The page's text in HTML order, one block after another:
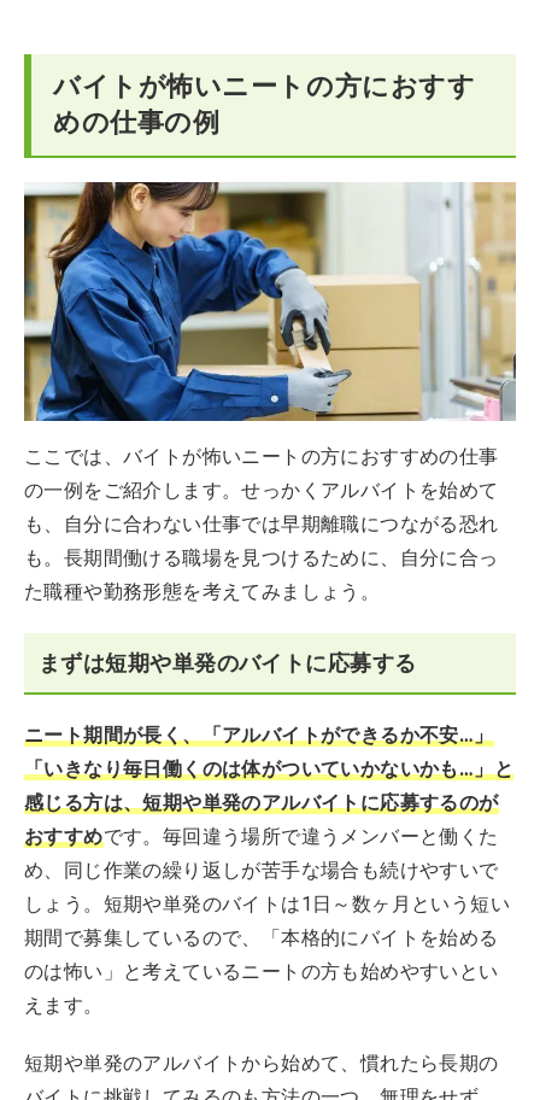
バイトが怖いニートの方におすす
めの仕事の例
ここでは、バイトが怖いニートの方におすすめの仕事
の一例をご紹介します。せっかくアルバイトを始めて
も、自分に合わない仕事では早期離職につながる恐れ
も。長期間働ける職場を見つけるために、自分に合っ
た職種や勤務形態を考えてみましょう。
まずは短期や単発のバイトに応募する
ニート期間が長く、「アルバイトができるか不安…」
「いきなり毎日働くのは体がついていかないかも…」と
感じる方は、短期や単発のアルバイトに応募するのが
おすすめです。毎回違う場所で違うメンバーと働くた
め、同じ作業の繰り返しが苦手な場合も続けやすいで
しょう。短期や単発のバイトは1日～数ヶ月という短い
期間で募集しているので、「本格的にバイトを始める
のは怖い」と考えているニートの方も始めやすいとい
えます。
短期や単発のアルバイトから始めて、慣れたら長期の